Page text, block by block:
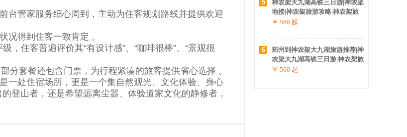
管家服务细心周到，主动为住客规划路线并提供欢迎
得到住客一致肯定 。
住客普遍评价其“有设计感”、“咖啡很棒”、“景观很
分套餐还包含门票，为行程紧凑的旅客提供省心选择 。
处住宿场所，更是一个集自然观光、文化体验、身心
登山者，还是希望远离尘嚣、体验道家文化的静修者，
神农架大九湖高铁三日游|神农架
地接|神农架旅游攻略|神农架旅
行社|神农架高铁站在哪儿
￥ 560 起
5
郑州到神农架大九湖旅游推荐|神
农架大九湖高铁三日游|神农架旅
游攻略|神农架高铁站在哪|神农
￥ 560 起
6